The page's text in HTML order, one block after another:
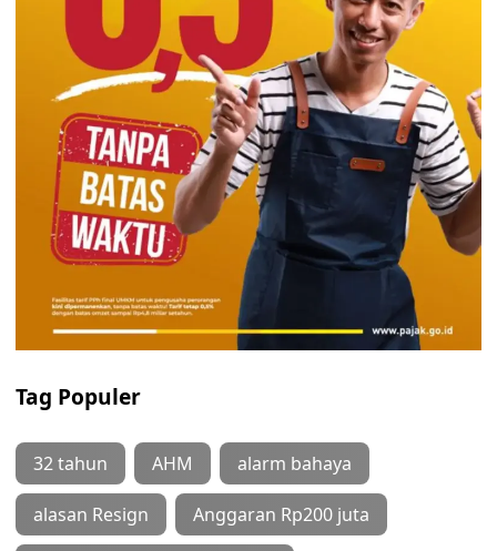
Tag Populer
32 tahun AHM alarm bahaya
alasan Resign Anggaran Rp200 juta